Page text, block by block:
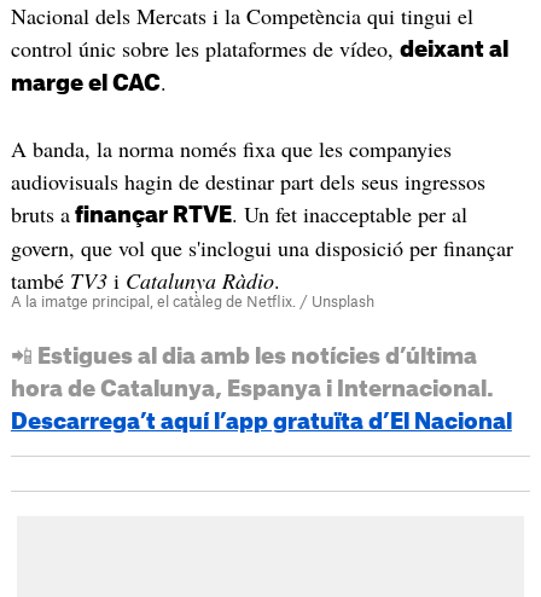
Nacional dels Mercats i la Competència qui tingui el
control únic sobre les plataformes de vídeo, deixant al
marge el CAC.
A banda, la norma només fixa que les companyies
audiovisuals hagin de destinar part dels seus ingressos
bruts afinançar RTVE. Un fet inacceptable per al
govern, que vol que s'inclogui una disposició per finançar
també TV3 i Catalunya Ràdio.
A la imatge principal, el catàleg de Netflix. / Unsplash
📲 Estigues al dia amb les notícies d’última
hora de Catalunya, Espanya i Internacional.
Descarrega’t aquí l’app gratuïta d’El Nacional